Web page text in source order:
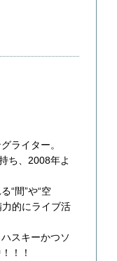
ライター。
ち、2008年よ
“間”や“空
力的にライブ活
スキーかつソ
！！